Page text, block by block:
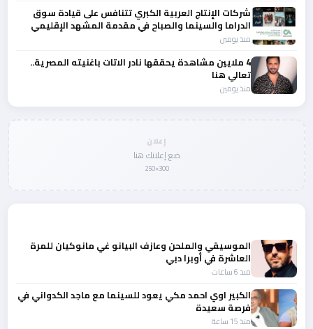
شركات الإنتاج العربية الكبري تتنافس على قيادة سوق
الدراما والسينما والصباح في مقدمة المشهد الإقليمي
منذ يومين
4 ملايين مشاهدة يحققها نادر الاتات باغنيته المصرية..
تعالي هنا
منذ يومين
إعلان
ضع إعلانك هنا
300×250
الموسيقي والملحن وعازف البيانو غي مانوكيان للمرة
العاشرة في أوبرا دبي
منذ 6 ساعات
الكبير اوي احمد مكي يعود للسينما مع ماجد الكدواني في
فرصة سعيدة
منذ 15 ساعة